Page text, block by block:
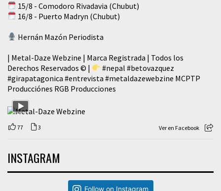
15/8 - Comodoro Rivadavia (Chubut)
16/8 - Puerto Madryn (Chubut)
Hernán Mazón Periodista
| Metal-Daze Webzine | Marca Registrada | Todos los
Derechos Reservados © |
#nepal #betovazquez
#girapatagonica #entrevista #metaldazewebzine MCPTP
Producciónes RGB Producciones
77 3 Ver en Facebook
INSTAGRAM
Follow on Instagram